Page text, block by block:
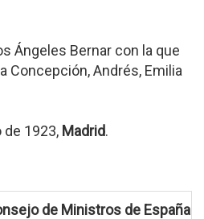
Ángeles Bernar con la que
Concepción, Andrés, Emilia
de 1923, Madrid.
de Ministros de España